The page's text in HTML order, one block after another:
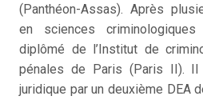
(Panthéon-Assas). Après
en sciences
diplômé de l’Institut de
pénales de Paris (Paris II). Il
juridique par un deuxième DEA